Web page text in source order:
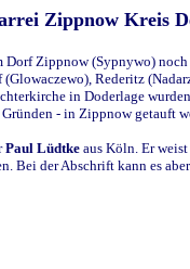
Zippnow Kreis
Zippnow (Sypnywo)
Rederitz
in Doderlage
- in Zippnow getauft
Paul Lüdtke aus Köln. Er
Bei der Abschrift kann es